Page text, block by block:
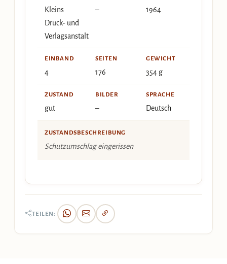
Kleins
Druck- und
Verlagsanstalt
– 1964
EINBAND
4
SEITEN
176
GEWICHT
354 g
ZUSTAND
gut
BILDER
–
SPRACHE
Deutsch
ZUSTANDSBESCHREIBUNG
Schutzumschlag eingerissen
TEILEN: